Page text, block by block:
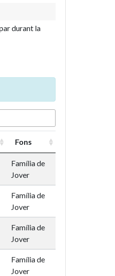
durant la
Fons
Família de
Jover
Família de
Jover
Família de
Jover
Família de
Jover